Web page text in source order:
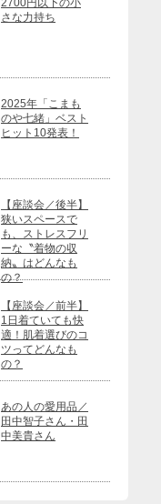
2700円以下の小
さな力持ち
2025年「こまも
のや七緒」ベスト
ヒット10発表！
【座談会／後半】
狭いスペースで
も、ストレスフリ
ーな〝着物の収
納〟はどんなも
の？
【座談会／前半】
1日着ていても快
適！肌着選びのコ
ツってどんなも
の？
あの人の愛用品／
田中智子さん・田
中美貴さん